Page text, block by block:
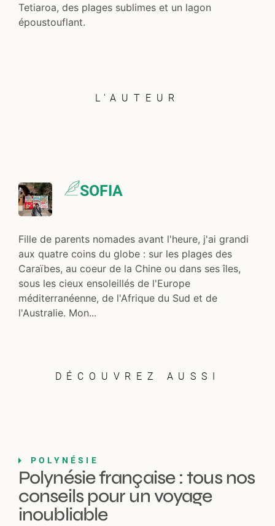
Tetiaroa, des plages sublimes et un lagon
époustouflant.
L'AUTEUR
SOFIA
Fille de parents nomades avant l'heure, j'ai grandi
aux quatre coins du globe : sur les plages des
Caraïbes, au coeur de la Chine ou dans ses îles,
sous les cieux ensoleillés de l'Europe
méditerranéenne, de l'Afrique du Sud et de
l'Australie. Mon...
DÉCOUVREZ AUSSI
POLYNÉSIE
Polynésie française : tous nos
conseils pour un voyage
inoubliable